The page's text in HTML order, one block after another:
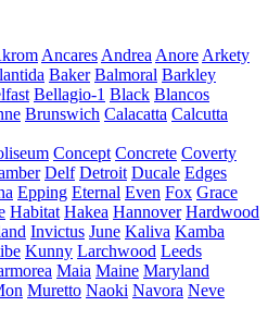
Ancares Andrea Anore Arkety
Baker Balmoral Barkley
Bellagio-1 Black Blancos
Brunswich Calacatta Calcutta
Concept Concrete Coverty
Delf Detroit Ducale Edges
Epping Eternal Even Fox Grace
Habitat Hakea Hannover Hardwood
Invictus June Kaliva Kamba
Kunny Larchwood Leeds
Maia Maine Maryland
Muretto Naoki Navora Neve